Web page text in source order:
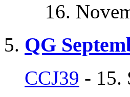
16.
QG
CCJ39 - 15.